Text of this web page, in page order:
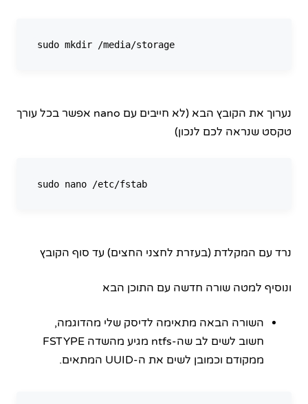
sudo mkdir /media/storage
נערוך את הקובץ הבא (לא חייבים עם nano אפשר בכל עורך
טקסט שנראה לכם לנכון)
sudo nano /etc/fstab
נרד עם המקלדת (בעזרת לחצני החצים) עד סוף הקובץ
ונוסיף למטה שורה חדשה עם התוכן הבא
השורה הבאה מתאימה לדיסק שלי מהדוגמה,
חשוב לשים לב שה-ntfs מגיע מהשדה FSTYPE
ממקודם וכמובן לשים את ה-UUID המתאים.